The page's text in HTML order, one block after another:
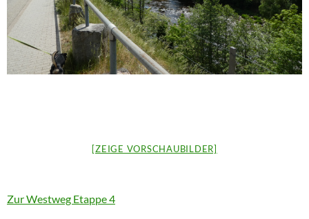
[ZEIGE VORSCHAUBILDER]
Zur Westweg Etappe 4